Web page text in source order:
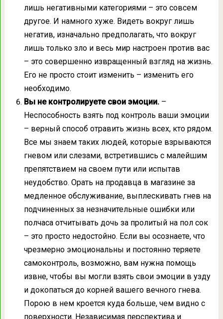
лишь негативными категориями – это совсем
другое. И намного хуже. Видеть вокруг лишь
негатив, изначально предполагать, что вокруг
лишь только зло и весь мир настроен против вас
– это совершенно извращенный взгляд на жизнь.
Его не просто стоит изменить – изменить его
необходимо.
Вы не контролируете свои эмоции.–
Неспособность взять под контроль ваши эмоции
– верный способ отравить жизнь всех, кто рядом.
Все мы знаем таких людей, которые взрываются
гневом или слезами, встретившись с малейшим
препятствием на своем пути или испытав
неудобство. Орать на продавца в магазине за
медленное обслуживание, выплескивать гнев на
подчиненных за незначительные ошибки или
полчаса отчитывать дочь за пролитый на пол сок
– это просто недостойно. Если вы осознаете, что
чрезмерно эмоциональны и постоянно теряете
самоконтроль, возможно, вам нужна помощь
извне, чтобы вы могли взять свои эмоции в узду
и докопаться до корней вашего вечного гнева.
Порою в нем кроется куда больше, чем видно с
поверхности. Независимая перспектива и